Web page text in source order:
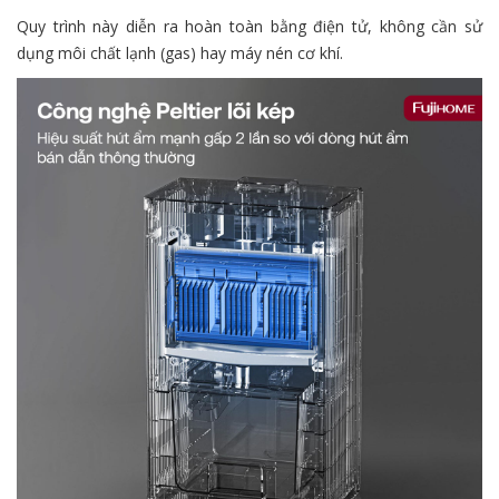
Quy trình này diễn ra hoàn toàn bằng điện tử, không cần sử
dụng môi chất lạnh (gas) hay máy nén cơ khí.